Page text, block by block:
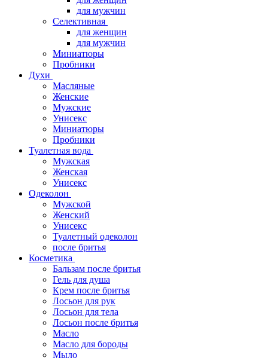
для мужчин
Селективная
для женщин
для мужчин
Миниатюры
Пробники
Духи
Масляные
Женские
Мужские
Унисекс
Миниатюры
Пробники
Туалетная вода
Мужская
Женская
Унисекс
Одеколон
Мужской
Женский
Унисекс
Туалетный одеколон
после бритья
Косметика
Бальзам после бритья
Гель для душа
Крем после бритья
Лосьон для рук
Лосьон для тела
Лосьон после бритья
Масло
Масло для бороды
Мыло